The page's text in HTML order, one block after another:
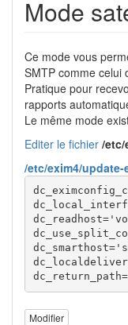
Mode
Ce mode vous
SMTP comme celui
Pratique pour
rapports
Le même mode
Editer le fichier /
/etc/exim4/
dc_readhost=
dc_smarthost=
dc_return_path=
Modifier